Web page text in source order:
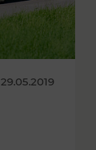
29.05.2019